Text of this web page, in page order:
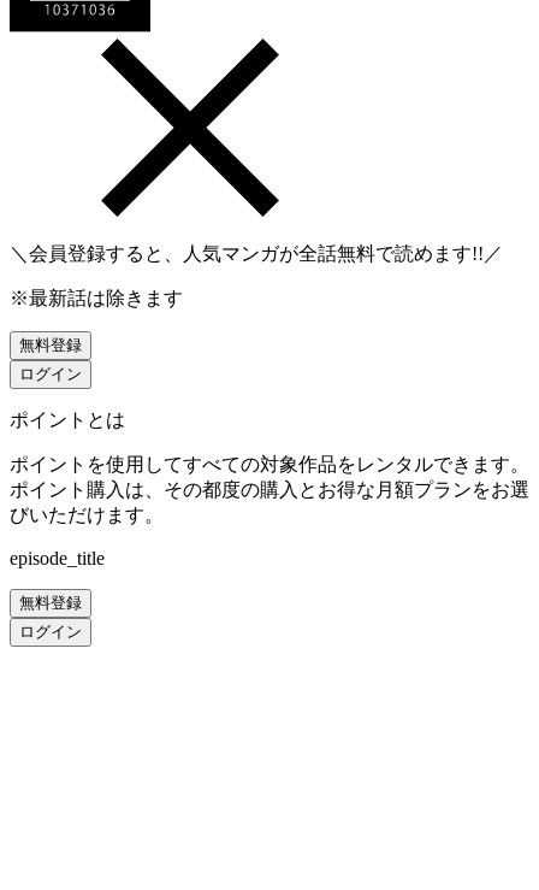
＼会員登録すると、人気マンガが全話無料で読めます!!／
※最新話は除きます
無料登録
ログイン
ポイントとは
ポイントを使用してすべての対象作品をレンタルできます。
ポイント購入は、その都度の購入とお得な月額プランをお選
びいただけます。
episode_title
無料登録
ログイン